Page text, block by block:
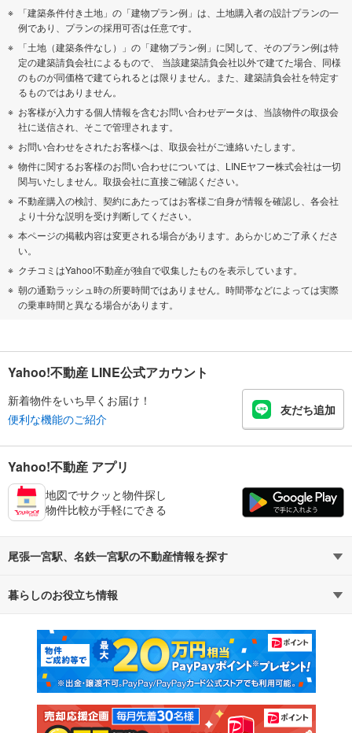
「建築条件付き土地」の「建物プラン例」は、土地購入者の設計プランの一
例であり、プランの採用可否は任意です。
「土地（建築条件なし）」の「建物プラン例」に関して、そのプラン例は特
定の建築請負会社によるもので、 当該建築請負会社以外で建てた場合、同様
のものが同価格で建てられるとは限りません。また、建築請負会社を特定す
るものではありません。
お客様が入力する個人情報を含むお問い合わせデータは、当該物件の取扱会
社に送信され、そこで管理されます。
お問い合わせをされたお客様へは、取扱会社がご連絡いたします。
物件に関するお客様のお問い合わせについては、LINEヤフー株式会社は一切
関与いたしません。取扱会社に直接ご確認ください。
不動産購入の検討、契約にあたってはお客様ご自身が情報を確認し、各会社
より十分な説明を受け判断してください。
本ページの掲載内容は変更される場合があります。あらかじめご了承くださ
い。
クチコミはYahoo!不動産が独自で収集したものを表示しています。
朝の通勤ラッシュ時の所要時間ではありません。時間帯などによっては実際
の乗車時間と異なる場合があります。
Yahoo!不動産 LINE公式アカウント
新着物件をいち早くお届け！
便利な機能のご紹介
友だち追加
Yahoo!不動産 アプリ
地図でサクッと物件探し
物件比較が手軽にできる
尾張一宮駅、名鉄一宮駅の不動産情報を探す
不動産・住宅
新築マンション 中古マンション
新築一戸建て 中古一戸建て
注文住宅 土地
暮らしのお役立ち情報
マンションカタログ 教えて！住まいの先生